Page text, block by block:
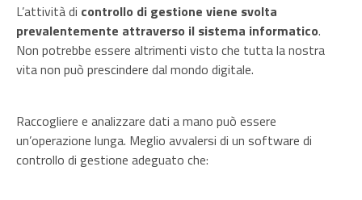
L’attività di controllo di gestione viene svolta
prevalentemente attraverso il sistema informatico.
Non potrebbe essere altrimenti visto che tutta la nostra
vita non può prescindere dal mondo digitale.
Raccogliere e analizzare dati a mano può essere
un’operazione lunga. Meglio avvalersi di un software di
controllo di gestione adeguato che: